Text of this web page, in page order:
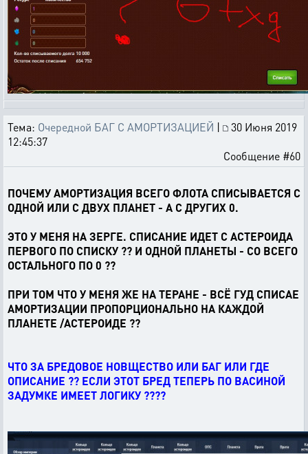
Тема: Очередной БАГ С АМОРТИЗАЦИЕЙ |
30 Июня 2019
12:45:37
Сообщение #60
ПОЧЕМУ АМОРТИЗАЦИЯ ВСЕГО ФЛОТА СПИСЫВАЕТСЯ С
ОДНОЙ ИЛИ С ДВУХ ПЛАНЕТ - А С ДРУГИХ 0.
ЭТО У МЕНЯ НА ЗЕРГЕ. СПИСАНИЕ ИДЕТ С АСТЕРОИДА
ПЕРВОГО ПО СПИСКУ ?? И ОДНОЙ ПЛАНЕТЫ - СО ВСЕГО
ОСТАЛЬНОГО ПО 0 ??
ПРИ ТОМ ЧТО У МЕНЯ ЖЕ НА ТЕРАНЕ - ВСЁ ГУД СПИСАЕ
АМОРТИЗАЦИИ ПРОПОРЦИОНАЛЬНО НА КАЖДОЙ
ПЛАНЕТЕ /АСТЕРОИДЕ ??
ЧТО ЗА БРЕДОВОЕ НОВЩЕСТВО ИЛИ БАГ ИЛИ ГДЕ
ОПИСАНИЕ ?? ЕСЛИ ЭТОТ БРЕД ТЕПЕРЬ ПО ВАСИНОЙ
ЗАДУМКЕ ИМЕЕТ ЛОГИКУ ????